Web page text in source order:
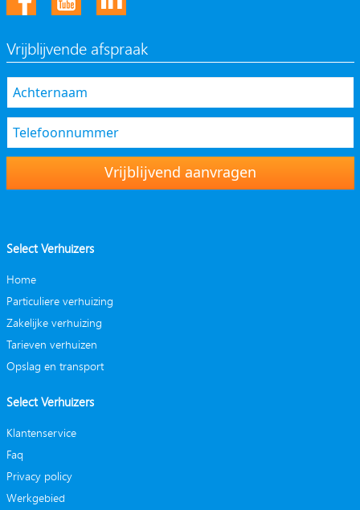
Vrijblijvende afspraak
Vrijblijvend aanvragen
Select Verhuizers
Home
Particuliere verhuizing
Zakelijke verhuizing
Tarieven verhuizen
Opslag en transport
Select Verhuizers
Klantenservice
Faq
Privacy policy
Werkgebied